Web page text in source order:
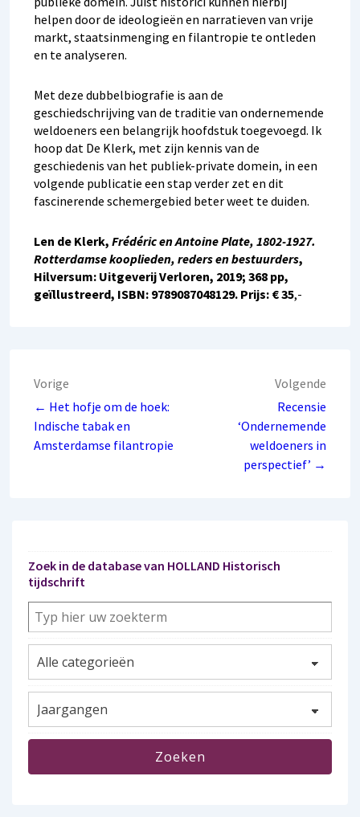
helpen door de ideologieën en narratieven van vrije
markt, staatsinmenging en filantropie te ontleden
en te analyseren.
Met deze dubbelbiografie is aan de
geschiedschrijving van de traditie van ondernemende
weldoeners een belangrijk hoofdstuk toegevoegd. Ik
hoop dat De Klerk, met zijn kennis van de
geschiedenis van het publiek-private domein, in een
volgende publicatie een stap verder zet en dit
fascinerende schemergebied beter weet te duiden.
Len de Klerk, Frédéric en Antoine Plate, 1802-1927.
Rotterdamse kooplieden, reders en bestuurders,
Hilversum: Uitgeverij Verloren, 2019; 368 pp,
geïllustreerd, ISBN: 9789087048129. Prijs: € 35,-
Bericht
navigatie
Vorige
← Het hofje om de hoek:
Indische tabak en
Amsterdamse filantropie
Volgende
Recensie
‘Ondernemende
weldoeners in
perspectief’ →
Zoek in de database van HOLLAND Historisch
tijdschrift